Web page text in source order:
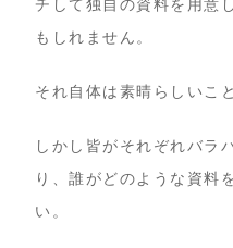
チして独自の資料を用意
もしれません。
それ自体は素晴らしいこ
しかし皆がそれぞれバラ
り、誰がどのような資料
い。